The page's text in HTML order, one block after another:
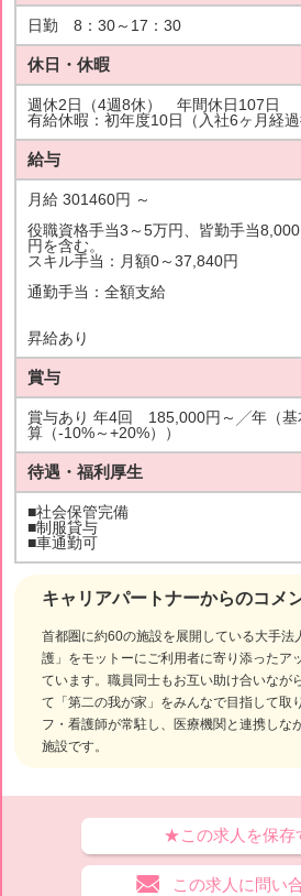
キャリアパートナーからのコメ
首都圏に約60の施設を展開している大手法
護」をモットーにご利用者に寄り添ったア
ています。職員同士もお互い助け合いなが
て「第二の我が家」をみんなで目指して取
フ・看護師が常駐し、医療機関と連携しな
施設です。
日勤 8：30～17：30
休日・休暇
週休2日（4週8休） 年間休日107日
有給休暇：初年度10日（入社6ヶ月経過
給与
月給 301460円 ～
役職資格手当3～5万円、皆勤手当
円を含む。
スキル手当：月額0～37,840円
通勤手当：全額支給
昇給あり
賞与
賞与あり 年4回 185,000円～╱年（基
算（-10%～+20%））
待遇・福利厚生
■社会保管完備
■制服貸与
■車通勤可
★この求人を保存
この求人に問い